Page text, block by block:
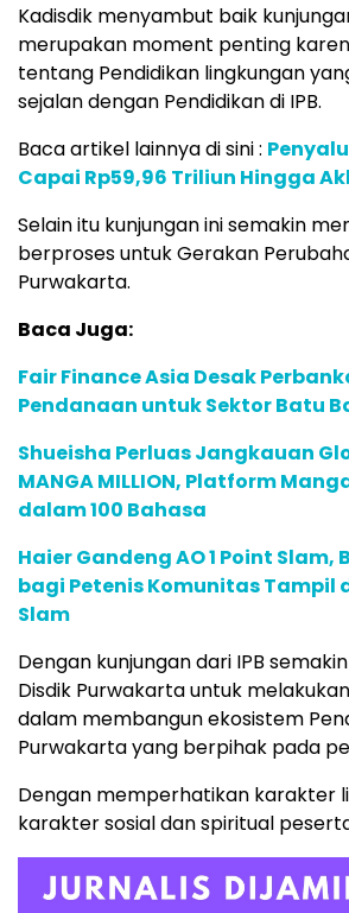
Kadisdik menyambut baik
merupakan moment penting
tentang Pendidikan lingkungan
sejalan dengan Pendidikan di IPB.
Baca artikel lainnya di sini :
Capai Rp59,96 Triliun Hingga
Selain itu kunjungan ini semakin
berproses untuk Gerakan
Purwakarta.
Baca Juga:
Fair Finance Asia Desak
Pendanaan untuk Sektor Batu
Shueisha Perluas Jangkauan
MANGA MILLION, Platform
dalam 100 Bahasa
Haier Gandeng AO 1 Point Slam,
bagi Petenis Komunitas Tampil
Slam
Dengan kunjungan dari IPB
Disdik Purwakarta untuk
dalam membangun ekosistem
Purwakarta yang berpihak pada
Dengan memperhatikan karakter
karakter sosial dan spiritual